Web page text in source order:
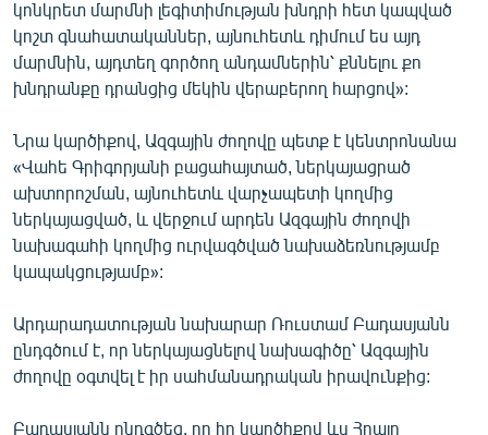
կոնկրետ մարմնի լեգիտիմության խնդրի հետ կապված
կոշտ գնահատականներ, այնուհետև դիմում ես այդ
մարմնին, այդտեղ գործող անդամներին՝ քննելու քո
խնդրանքը դրանցից մեկին վերաբերող հարցով»:
Նրա կարծիքով, Ազգային ժողովը պետք է կենտրոնանա
«Վահե Գրիգորյանի բացահայտած, ներկայացրած
ախտորոշման, այնուհետև վարչապետի կողմից
ներկայացված, և վերջում արդեն Ազգային ժողովի
նախագահի կողմից ուրվագծված նախաձեռնությամբ
կապակցությամբ»:
Արդարադատության նախարար Ռուստամ Բադասյանն
ընդգծում է, որ ներկայացնելով նախագիծը՝ Ազգային
ժողովը օգտվել է իր սահմանադրական իրավունքից:
Բադասյանն ընդգծեց, որ իր կարծիքով ևս Հրայր